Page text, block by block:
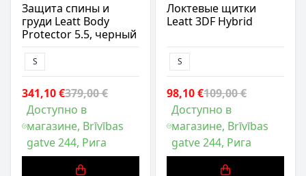
Защита спины и
груди Leatt Body
Protector 5.5, черный
S
341,10 €379,00 €
Доступно в
магазине, Brīvības
gatve 244, Рига
Локтевые щитки
Leatt 3DF Hybrid
S
98,10 €109,00 €
Доступно в
магазине, Brīvības
gatve 244, Рига